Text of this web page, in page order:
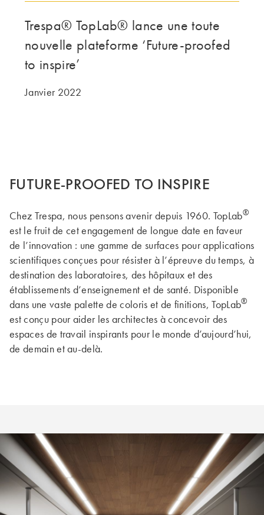
LE GROUPE | TRESPA INTERNATIONAL
Trespa® TopLab® lance une toute
nouvelle plateforme ‘Future-proofed
to inspire’
Janvier 2022
FUTURE-PROOFED TO INSPIRE
Chez Trespa, nous pensons avenir depuis 1960. TopLab®
est le fruit de cet engagement de longue date en faveur
de l’innovation : une gamme de surfaces pour applications
scientifiques conçues pour résister à l’épreuve du temps, à
destination des laboratoires, des hôpitaux et des
établissements d’enseignement et de santé. Disponible
dans une vaste palette de coloris et de finitions, TopLab®
est conçu pour aider les architectes à concevoir des
espaces de travail inspirants pour le monde d’aujourd’hui,
de demain et au-delà.